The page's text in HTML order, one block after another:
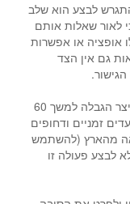
לבצע הוא שלב
לאור שאלות אותם
אופציה או אפשרות
גם אין הצד
הערה חשובה: מאחר והליך יישוב הסכסוך מייצר הגבלה למשך 60
זמניים ודחופים
מהארץ (להשתמש
לבצע פעולה זו